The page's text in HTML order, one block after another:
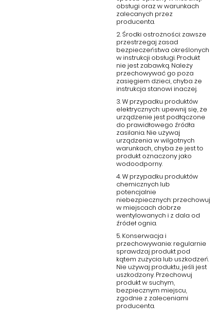
obsługi oraz w warunkach
zalecanych przez
producenta.
2. Środki ostrożności: zawsze
przestrzegaj zasad
bezpieczeństwa określonych
w instrukcji obsługi. Produkt
nie jest zabawką. Należy
przechowywać go poza
zasięgiem dzieci, chyba że
instrukcja stanowi inaczej.
3. W przypadku produktów
elektrycznych: upewnij się, że
urządzenie jest podłączone
do prawidłowego źródła
zasilania. Nie używaj
urządzenia w wilgotnych
warunkach, chyba że jest to
produkt oznaczony jako
wodoodporny.
4. W przypadku produktów
chemicznych lub
potencjalnie
niebezpiecznych: przechowuj
w miejscach dobrze
wentylowanych i z dala od
źródeł ognia.
5. Konserwacja i
przechowywanie: regularnie
sprawdzaj produkt pod
kątem zużycia lub uszkodzeń.
Nie używaj produktu, jeśli jest
uszkodzony. Przechowuj
produkt w suchym,
bezpiecznym miejscu,
zgodnie z zaleceniami
producenta.